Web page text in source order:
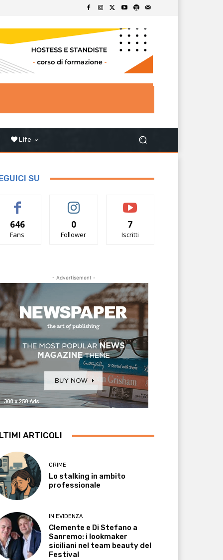
Life
SU
646
Fans
0
Follower
7
Iscritti
- Advertisement -
ARTICOLI
CRIME
Lo stalking in ambito
professionale
IN EVIDENZA
Clemente e Di Stefano a
Sanremo: i lookmaker
siciliani nel team beauty del
Festival